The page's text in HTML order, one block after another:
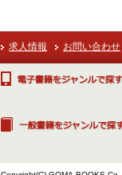
求人情報 お問い合わせ